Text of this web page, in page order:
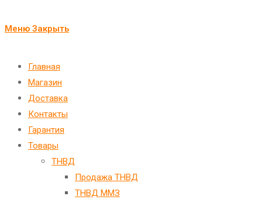
веб-
Меню Закрыть
Главная
Магазин
Доставка
Контакты
Гарантия
Товары
ТНВД
Продажа ТНВД
ТНВД ММЗ